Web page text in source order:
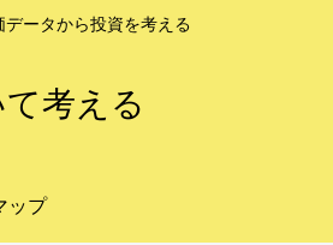
ータから投資を考える
考える
ップ